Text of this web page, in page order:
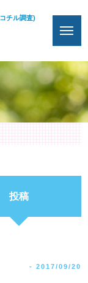
チル調査)
投稿
- 2017/09/20